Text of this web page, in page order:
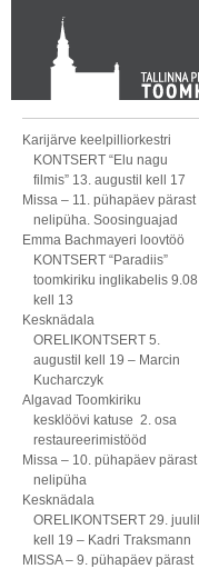
KONTAKT
Toom-Kooli 6, 10130 TALLINN
tallinna.toom@eelk.ee
Karijärve keelpilliorkestri
KONTSERT “Elu nagu
filmis” 13. augustil kell 17
Missa – 11. pühapäev pärast
nelipüha. Soosinguajad
Emma Bachmayeri loovtöö
KONTSERT “Paradiis”
toomkiriku inglikabelis 9.08
kell 13
Kesknädala
ORELIKONTSERT 5.
augustil kell 19 – Marcin
Kucharczyk
Algavad Toomkiriku
kesklöövi katuse 2. osa
restaureerimistööd
Missa – 10. pühapäev pärast
nelipüha
Kesknädala
ORELIKONTSERT 29. juulil
kell 19 – Kadri Traksmann
MISSA – 9. pühapäev pärast